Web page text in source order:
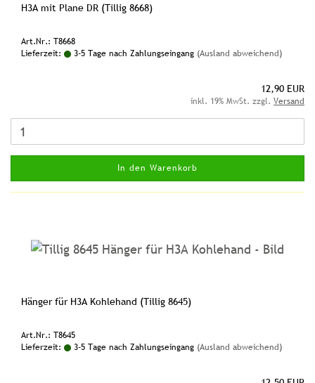
H3A mit Plane DR (Tillig 8668)
Art.Nr.: T8668
Lieferzeit:
3-5 Tage nach Zahlungseingang (Ausland abweichend)
12,90 EUR
inkl. 19% MwSt. zzgl. Versand
In den Warenkorb
Hänger für H3A Kohlehand (Tillig 8645)
Art.Nr.: T8645
Lieferzeit:
3-5 Tage nach Zahlungseingang (Ausland abweichend)